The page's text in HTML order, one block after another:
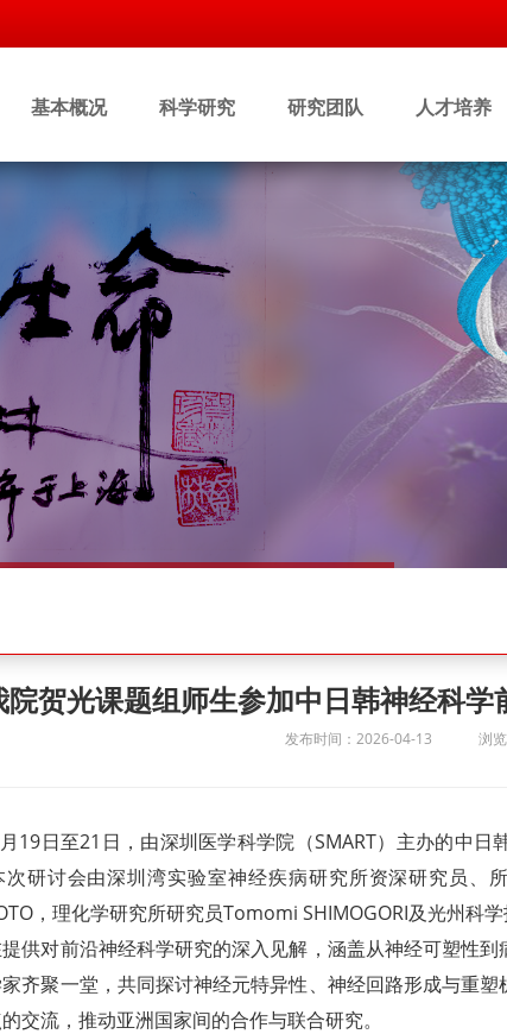
基本概况 科学研究 研究团队 人才培养
院贺光课题组师生参加中日韩神经科
发布时间：2026-04-13 浏
19日至21日，由深圳医学科学院（SMART）主办的中
次研讨会由深圳湾实验室神经疾病研究所资深研究员、
，理化学研究所研究员Tomomi SHIMOGORI及光州科
供对前沿神经科学研究的深入见解，涵盖从神经可塑性
齐聚一堂，共同探讨神经元特异性、神经回路形成与重
交流，推动亚洲国家间的合作与联合研究。